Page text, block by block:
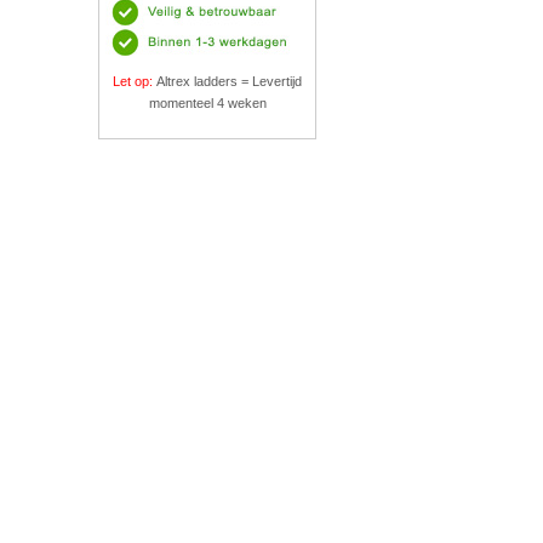
Let op: Altrex ladders = Levertijd
momenteel 4 weken